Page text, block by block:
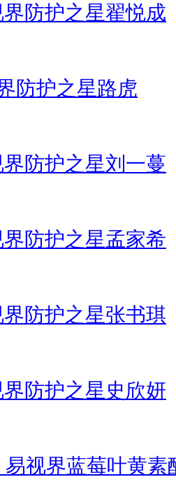
防护之星翟悦成
防护之星路虎
防护之星刘一蔓
防护之星孟家希
防护之星张书琪
防护之星史欣妍
易视界蓝莓叶黄素